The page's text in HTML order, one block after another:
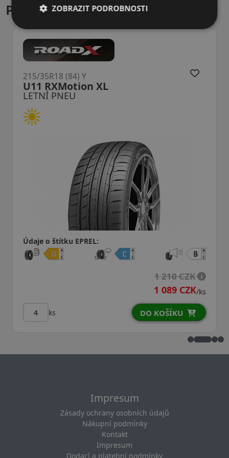
Podobné produkty
DO KOŠÍKU ks
Impresum
Zásady ochrany osobních údajů
Nákupní podmínky
Kontakt
Impresum
Dodací a platební podmínky
ZOBRAZIT PODROBNOSTI